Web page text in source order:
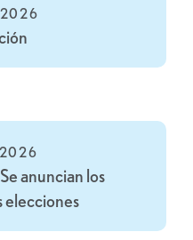
2026
anuncian los
elecciones